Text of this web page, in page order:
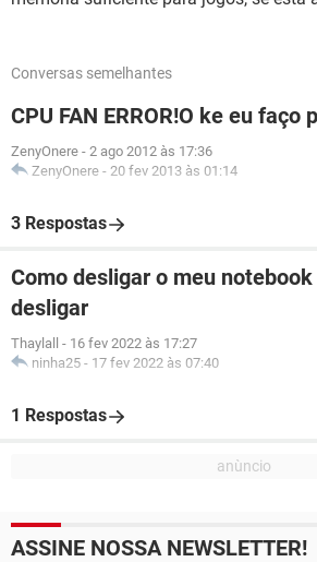
Conversas semelhantes
CPU FAN ERROR!O ke eu faço
ZenyOnere - 2 ago 2012 às 17:36
ZenyOnere - 20 fev 2013 às 01:14
3 Respostas
Como desligar o meu
desligar
Thaylall - 16 fev 2022 às 17:27
ninha25 - 17 fev 2022 às 07:40
1 Respostas
ASSINE NOSSA NEWSLETTER!